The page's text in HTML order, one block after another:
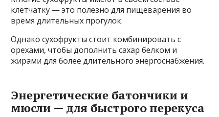
клетчатку — это полезно для пищеварения во
время длительных прогулок.
Однако сухофрукты стоит комбинировать с
орехами, чтобы дополнить сахар белком и
жирами для более длительного энергоснабжения.
Энергетические батончики и
мюсли — для быстрого перекуса